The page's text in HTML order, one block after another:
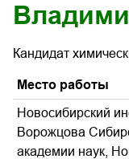
Кандидат
Место работы
Новосибирский
Ворожцова
академии наук,